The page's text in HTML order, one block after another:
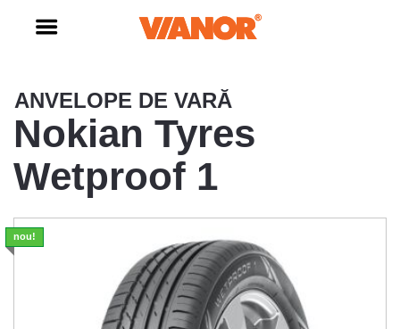
ANVELOPE DE VARĂ
Nokian Tyres
Wetproof 1
nou!